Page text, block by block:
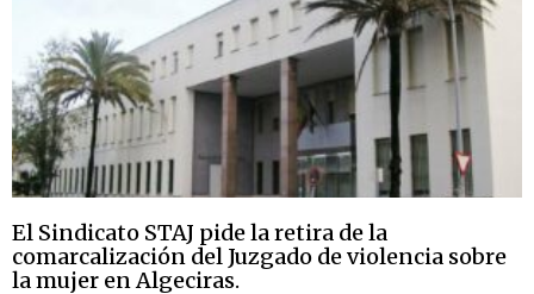
El Sindicato STAJ pide la retira de la
comarcalización del Juzgado de violencia sobre
la mujer en Algeciras.